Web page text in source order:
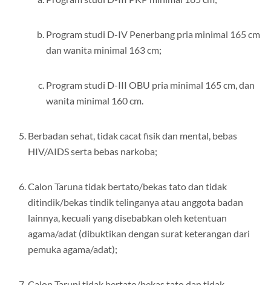
Program studi D-IV Penerbang pria minimal 165 cm
dan wanita minimal 163 cm;
Program studi D-III OBU pria minimal 165 cm, dan
wanita minimal 160 cm.
Berbadan sehat, tidak cacat fisik dan mental, bebas
HIV/AIDS serta bebas narkoba;
Calon Taruna tidak bertato/bekas tato dan tidak
ditindik/bekas tindik telinganya atau anggota badan
lainnya, kecuali yang disebabkan oleh ketentuan
agama/adat (dibuktikan dengan surat keterangan dari
pemuka agama/adat);